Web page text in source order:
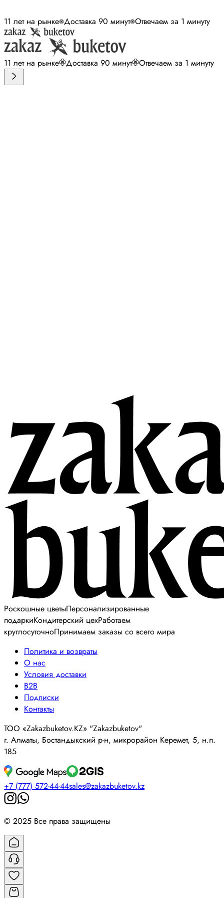
11 лет на рынке Доставка 90 минут Отвечаем за 1 минуту
11 лет на рынке Доставка 90 минут Отвечаем за 1 минуту
Роскошные цветыПерсонализированные
подаркиКондитерский цехРаботаем
круглосуточноПринимаем заказы со всего мира
Политика и возвраты
О нас
Условия доставки
B2B
Подписки
Контакты
ТОО «Zakazbuketov.KZ» "Zakazbuketov"
г. Алматы, Бостандыкский р-н, микрорайон Керемет, 5, н.п.
185
+7 (777) 572-44-44sales@zakazbuketov.kz
© 2025 Все права защищены